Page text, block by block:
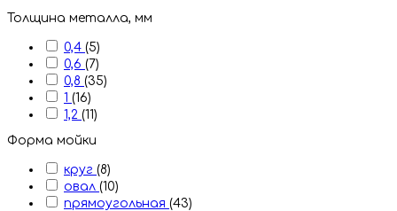
Толщина металла, мм
0,4 (5)
0,6 (7)
0,8 (35)
1 (16)
1,2 (11)
Форма мойки
круг (8)
овал (10)
прямоугольная (43)